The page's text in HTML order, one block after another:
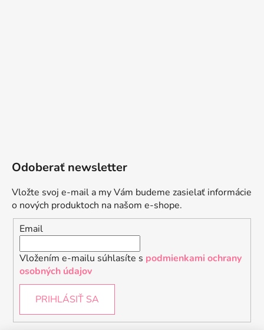
Odoberať newsletter
Vložte svoj e-mail a my Vám budeme zasielať informácie
o nových produktoch na našom e-shope.
Email
Vložením e-mailu súhlasíte s podmienkami ochrany
osobných údajov
PRIHLÁSIŤ SA